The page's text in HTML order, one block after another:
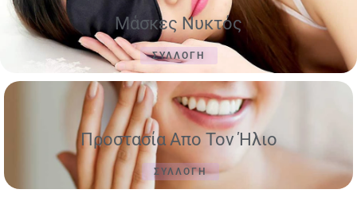
Μάσκες Νυκτός
ΣΥΛΛΟΓΗ
Προστασία Απο Τον Ήλιο
ΣΥΛΛΟΓΗ